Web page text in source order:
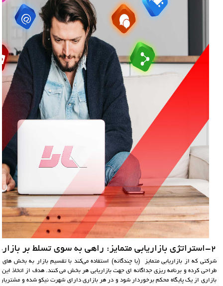
2-استراتژی بازاریابی متمایز: راهی به سوی تسلط بر بازارهای متعدد
شركتي كه از بازاريابي متمايز (يا چندگانه) استفاده مي‌كند با تقسیم بازار به بخش
طراحی کرده و برنامه ریزی جداگانه ای جهت بازاریابی هر بخش می کنند. هدف از اتخاذ
بازاری از یک پایگاه محکم برخوردار شود و در هر بازاري داراي شهرت نيكو شده و